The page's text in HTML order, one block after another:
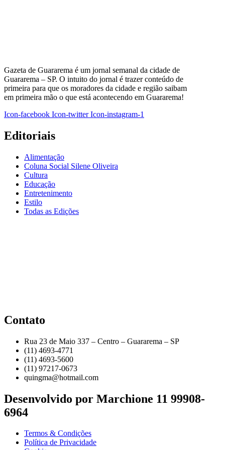
Gazeta de Guararema é um jornal semanal da cidade de
Guararema – SP. O intuito do jornal é trazer conteúdo de
primeira para que os moradores da cidade e região saibam
em primeira mão o que está acontecendo em Guararema!
Icon-facebook Icon-twitter Icon-instagram-1
Editoriais
Alimentação
Coluna Social Silene Oliveira
Cultura
Educação
Entretenimento
Estilo
Todas as Edições
Contato
Rua 23 de Maio 337 – Centro – Guararema – SP
(11) 4693-4771
(11) 4693-5600
(11) 97217-0673
quingma@hotmail.com
Desenvolvido por Marchione 11 99908-
6964
Termos & Condições
Política de Privacidade